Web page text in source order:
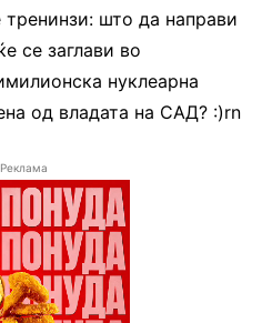
тренинзи: што да направи
се заглави во
нуклеарна
од владата на САД? :)rn
Реклама